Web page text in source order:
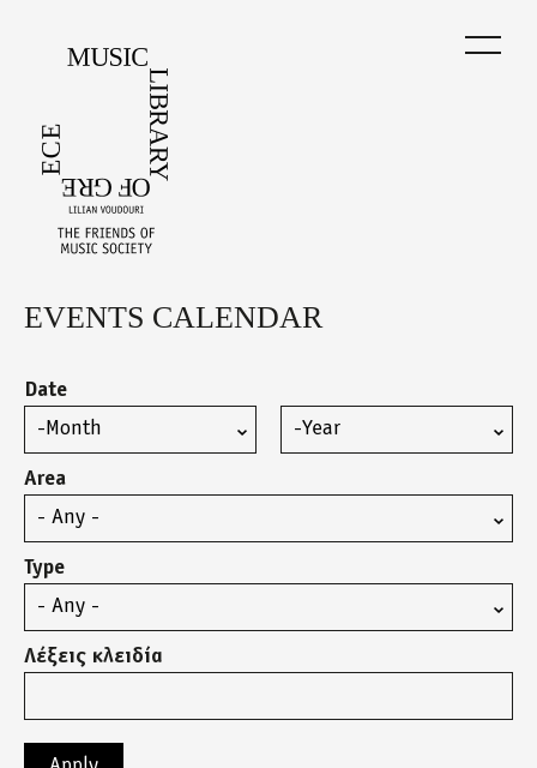
Back
EVENTS CALENDAR
Date
Month
Year
Area
Type
Λέξεις κλειδία